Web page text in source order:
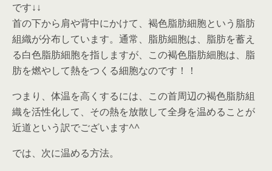
です↓↓
首の下から肩や背中にかけて、褐色脂肪細胞という脂肪
組織が分布しています。通常、脂肪細胞は、脂肪を蓄え
る白色脂肪細胞を指しますが、この褐色脂肪細胞は、脂
肪を燃やして熱をつくる細胞なのです！！
つまり、体温を高くするには、この首周辺の褐色脂肪組
織を活性化して、その熱を放散して全身を温めることが
近道という訳でございます^^
では、次に温める方法。